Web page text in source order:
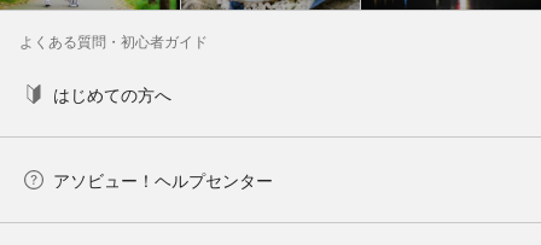
よくある質問・初心者ガイド
はじめての方へ
アソビュー！ヘルプセンター